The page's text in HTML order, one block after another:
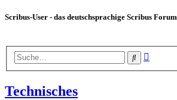
Scribus-User - das deutschsprachige Scribus Forum
Suche
Technisches